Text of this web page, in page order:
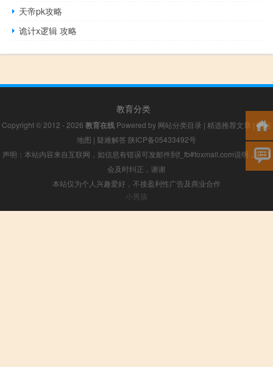
天帝pk攻略
诡计x逻辑 攻略
教育分类
Copyright © 2012 - 2026 教育在线 Powered by 网站分类目录 | 精选推荐文章 |网站
地图 | 疑难解答 陕ICP备05433492号
声明：本站内容来自互联网，如信息有错误可发邮件到f_fb#foxmail.com说明，我们
会及时纠正，谢谢
本站仅为个人兴趣爱好，不接盈利性广告及商业合作
小男孩